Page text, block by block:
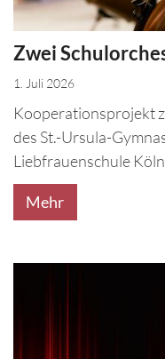
Zwei
1. Juli 2026
Kooperationsprojekt
des St.-Ursula-
Liebfrauenschule Köln
Mehr